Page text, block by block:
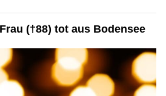
(†88) tot aus Bodensee